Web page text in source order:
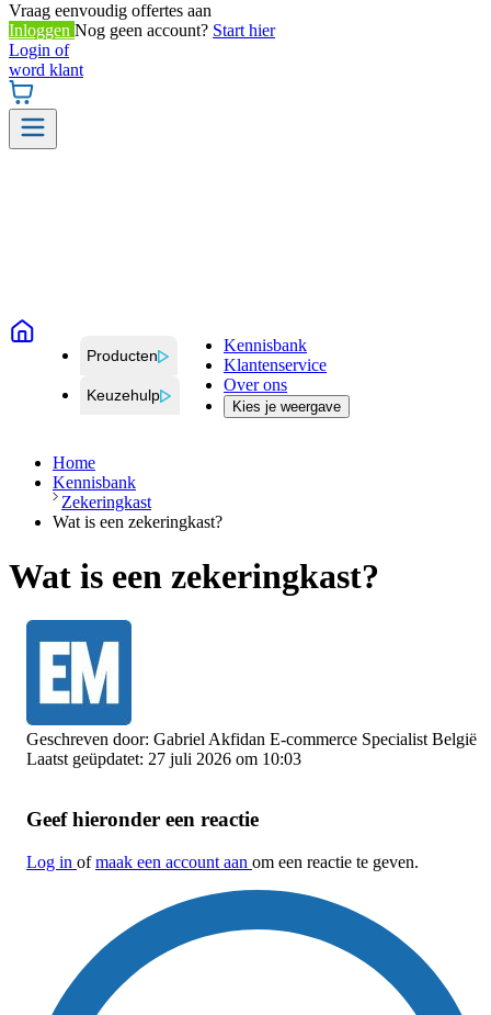
Vraag eenvoudig offertes aan
Inloggen Nog geen account? Start hier
Login of
word klant
Producten
Keuzehulp
Kennisbank
Klantenservice
Over ons
Kies je weergave
Home
Kennisbank
Zekeringkast
Wat is een zekeringkast?
Wat is een zekeringkast?
Geschreven door: Gabriel Akfidan E-commerce Specialist België
Laatst geüpdatet: 27 juli 2026 om 10:03
Geef hieronder een reactie
Log in ofmaak een account aan om een reactie te geven.